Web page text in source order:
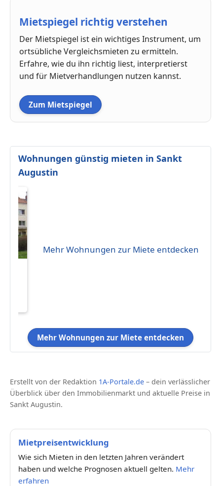
Mietspiegel richtig verstehen
Der Mietspiegel ist ein wichtiges Instrument, um
ortsübliche Vergleichsmieten zu ermitteln.
Erfahre, wie du ihn richtig liest, interpretierst
und für Mietverhandlungen nutzen kannst.
Zum Mietspiegel
Wohnungen günstig mieten in Sankt
Augustin
Mehr Wohnungen zur Miete entdecken
Mehr Wohnungen zur Miete entdecken
Erstellt von der Redaktion 1A-Portale.de – dein verlässlicher
Überblick über den Immobilienmarkt und aktuelle Preise in
Sankt Augustin.
Mietpreisentwicklung
Wie sich Mieten in den letzten Jahren verändert
haben und welche Prognosen aktuell gelten. Mehr
erfahren